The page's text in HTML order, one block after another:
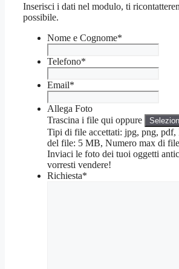
Inserisci i dati nel modulo, ti
possibile.
Nome e Cognome*
Telefono*
Email*
Allega Foto
Trascina i file qui oppure
Tipi di file accettati: jpg, png, pdf,
del file: 5 MB, Numero max di
Inviaci le foto dei tuoi oggetti
vorresti vendere!
Richiesta*